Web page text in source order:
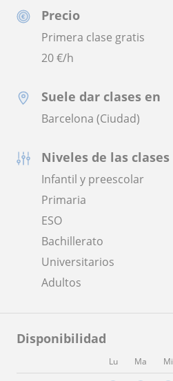
Precio
Primera clase gratis
20€/h
Suele dar clases en
Barcelona (Ciudad)
Niveles de las clases
Infantil y preescolar
Primaria
ESO
Bachillerato
Universitarios
Adultos
Disponibilidad
Lu Ma Mi